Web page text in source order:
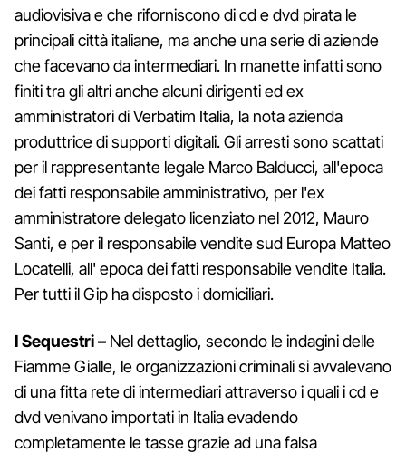
audiovisiva e che riforniscono di cd e dvd pirata le
principali città italiane, ma anche una serie di aziende
che facevano da intermediari. In manette infatti sono
finiti tra gli altri anche alcuni dirigenti ed ex
amministratori di Verbatim Italia, la nota azienda
produttrice di supporti digitali. Gli arresti sono scattati
per il rappresentante legale Marco Balducci, all'epoca
dei fatti responsabile amministrativo, per l'ex
amministratore delegato licenziato nel 2012, Mauro
Santi, e per il responsabile vendite sud Europa Matteo
Locatelli, all' epoca dei fatti responsabile vendite Italia.
Per tutti il Gip ha disposto i domiciliari.
I Sequestri – Nel dettaglio, secondo le indagini delle
Fiamme Gialle, le organizzazioni criminali si avvalevano
di una fitta rete di intermediari attraverso i quali i cd e
dvd venivano importati in Italia evadendo
completamente le tasse grazie ad una falsa